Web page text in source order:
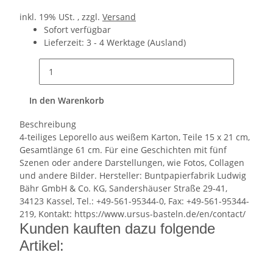
inkl. 19% USt. , zzgl. Versand
Sofort verfügbar
Lieferzeit: 3 - 4 Werktage (Ausland)
In den Warenkorb
Beschreibung
4-teiliges Leporello aus weißem Karton, Teile 15 x 21 cm,
Gesamtlänge 61 cm. Für eine Geschichten mit fünf
Szenen oder andere Darstellungen, wie Fotos, Collagen
und andere Bilder. Hersteller: Buntpapierfabrik Ludwig
Bähr GmbH & Co. KG, Sandershäuser Straße 29-41,
34123 Kassel, Tel.: +49-561-95344-0, Fax: +49-561-95344-
219, Kontakt: https://www.ursus-basteln.de/en/contact/
Kunden kauften dazu folgende
Artikel: